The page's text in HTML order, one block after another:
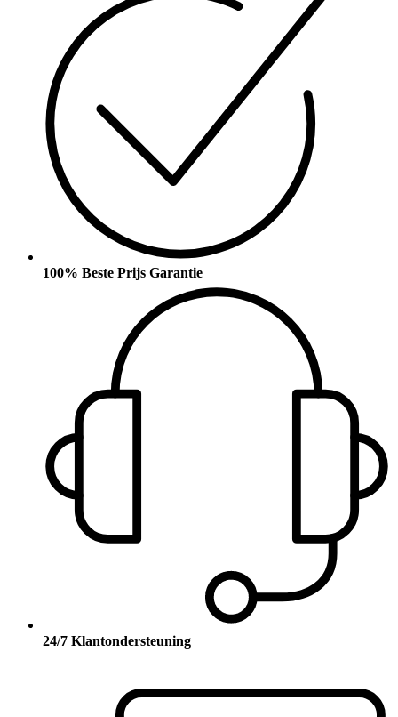
100% Beste Prijs Garantie
24/7 Klantondersteuning